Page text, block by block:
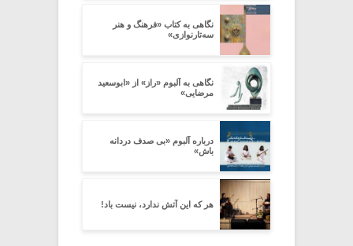
​نگاهی به کتاب «فرهنگ و هنر
سه‌تارنوازی»
نگاهی به آلبوم «راز» از «ابوسعید
مرضایی»
درباره آلبوم «بی صدف دردانه
باش»
هر که این آتش ندارد، نیست باد!